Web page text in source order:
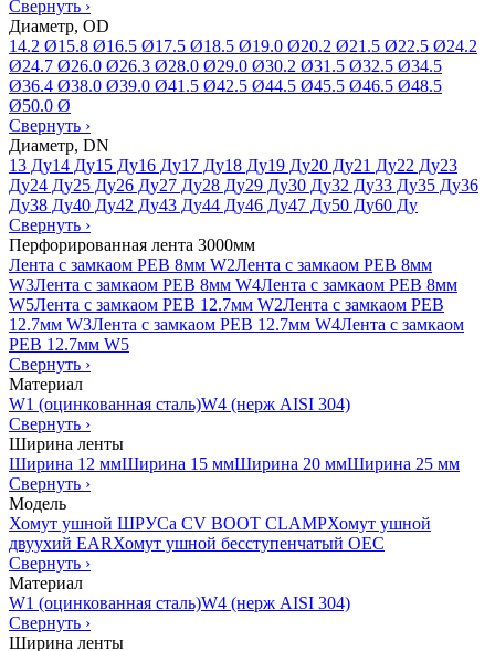
Свернуть ›
Диаметр, OD
14.2 Ø15.8 Ø16.5 Ø17.5 Ø18.5 Ø19.0 Ø20.2 Ø21.5 Ø22.5 Ø24.2
Ø24.7 Ø26.0 Ø26.3 Ø28.0 Ø29.0 Ø30.2 Ø31.5 Ø32.5 Ø34.5
Ø36.4 Ø38.0 Ø39.0 Ø41.5 Ø42.5 Ø44.5 Ø45.5 Ø46.5 Ø48.5
Ø50.0 Ø
Свернуть ›
Диаметр, DN
13 Ду14 Ду15 Ду16 Ду17 Ду18 Ду19 Ду20 Ду21 Ду22 Ду23
Ду24 Ду25 Ду26 Ду27 Ду28 Ду29 Ду30 Ду32 Ду33 Ду35 Ду36
Ду38 Ду40 Ду42 Ду43 Ду44 Ду46 Ду47 Ду50 Ду60 Ду
Свернуть ›
Перфорированная лента 3000мм
Лента с замкаом PEB 8мм W2Лента с замкаом PEB 8мм
W3Лента с замкаом PEB 8мм W4Лента с замкаом PEB 8мм
W5Лента с замкаом PEB 12.7мм W2Лента с замкаом PEB
12.7мм W3Лента с замкаом PEB 12.7мм W4Лента с замкаом
PEB 12.7мм W5
Свернуть ›
Материал
W1 (оцинкованная сталь)W4 (нерж AISI 304)
Свернуть ›
Ширина ленты
Ширина 12 ммШирина 15 ммШирина 20 ммШирина 25 мм
Свернуть ›
Модель
Хомут ушной ШРУСа CV BOOT CLAMPХомут ушной
двуухий EARХомут ушной бесступенчатый OEC
Свернуть ›
Материал
W1 (оцинкованная сталь)W4 (нерж AISI 304)
Свернуть ›
Ширина ленты